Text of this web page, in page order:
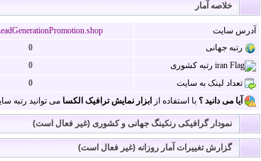
خلاصه آمار
آدرس سایت
رتبه جهانی
0
رتبه کشوری
0
تعداد لینک به سایت
0
آیا می دانید ؟ با استفاده از ابزار نمایش ترافیک الکسا می توانید رتبه
نمودار گرافیکی رنکینگ جهانی و کشوری (غیر فعال است)
گزارش تغییرات آمار روزانه (غیر فعال است)